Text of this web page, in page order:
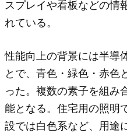
スプレイや看板などの情
れている。
性能向上の背景には半導
とで、青色・緑色・赤色
った。複数の素子を組み
能となる。住宅用の照明
設では白色系など、用途